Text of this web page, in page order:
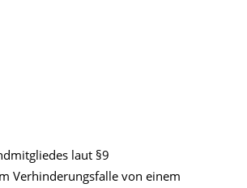
laut §9
Verhinderungsfalle von einem